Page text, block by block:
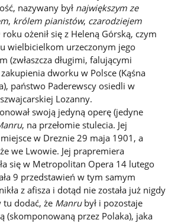
nazywany był największym ze
, królem pianistów, czarodziejem
ożenił się z Heleną Górską, czym
wielbicielkom urzeczonym jego
(zwłaszcza długimi, falującymi
dworku w Polsce (Kąśna
państwo Paderewscy osiedli w
Lozanny.
swoją jedyną operę (jedyne
, na przełomie stulecia. Jej
w Dreznie 29 maja 1901, a
we Lwowie. Jej prapremiera
się w Metropolitan Opera 14 lutego
9 przedstawień w tym samym
z afisza i dotąd nie została już nigdy
tu dodać, że Manrubył i pozostaje
(skomponowaną przez Polaka), jaka